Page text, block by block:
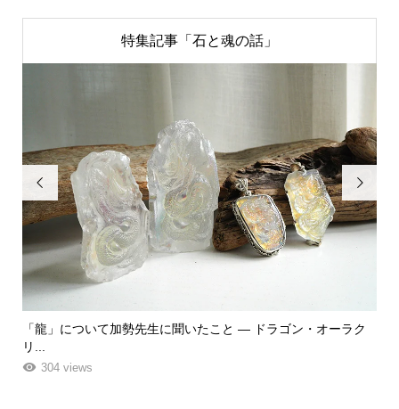
特集記事「石と魂の話」

「飾る」から「使う」へ。鉱物と植物が織りなす贅沢なフラワ
ーエ...
263 views
